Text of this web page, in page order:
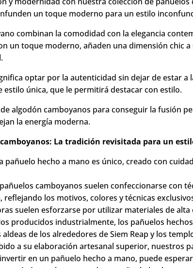
y modernidad con nuestra colección de
un toque moderno para un estilo
combinan la comodidad con la elegancia
un toque moderno, añaden una dimensión chic
optar por la autenticidad sin dejar de estar
estilo única, que le permitirá destacar con estilo.
algodón camboyanos para conseguir la fusión
la energía moderna.
camboyanos: La tradición revisitada para un
pañuelo hecho a mano es único, creado con
camboyanos suelen confeccionarse con
los motivos, colores y técnicas
suelen esforzarse por utilizar materiales de
producidos industrialmente, los pañuelos
de los alrededores de Siem Reap y los